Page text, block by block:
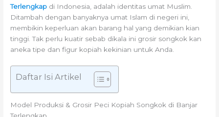
Terlengkap di Indonesia, adalah identitas umat Muslim.
Ditambah dengan banyaknya umat Islam di negeri ini,
membikin keperluan akan barang hal yang demikian kian
tinggi. Tak perlu kuatir sebab dikala ini grosir songkok kan
aneka tipe dan figur kopiah kekinian untuk Anda.
Daftar Isi Artikel
Model Produksi & Grosir Peci Kopiah Songkok di Banjar